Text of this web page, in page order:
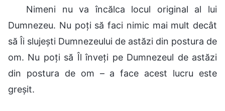
Nimeni nu va încălca locul original al lui
Dumnezeu. Nu poți să faci nimic mai mult decât
să Îi slujești Dumnezeului de astăzi din postura de
om. Nu poți să Îl înveți pe Dumnezeul de astăzi
din postura de om – a face acest lucru este
greșit.